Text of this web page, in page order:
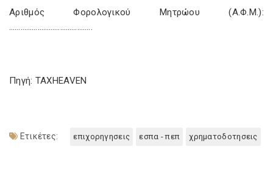
Αριθμός Φορολογικού Μητρώου (Α.Φ.Μ.):
……………………………………..
Πηγή: TAXHEAVEN
Ετικέτες: επιχορηγησεις εσπα - πεπ χρηματοδοτησεις